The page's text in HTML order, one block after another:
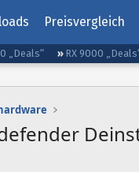
Preisvergleich
„Deals“ RX 9000